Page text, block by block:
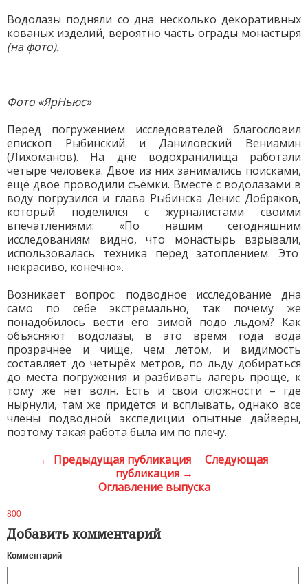
Водолазы подняли со дна несколько декоративных
кованых изделий, вероятно часть ограды монастыря
(на фото).
Фото «ЯрНьюс»
Перед погружением исследователей благословил
епископ Рыбинский и Даниловский Вениамин
(Лихоманов). На дне водохранилища работали
четыре человека. Двое из них занимались поисками,
ещё двое проводили съёмки. Вместе с водолазами в
воду погрузился и глава Рыбинска Денис Добряков,
который поделился с журналистами своими
впечатлениями: «По нашим сегодняшним
исследованиям видно, что монастырь взрывали,
использовалась техника перед затоплением. Это
некрасиво, конечно».
Возникает вопрос: подводное исследование дна
само по себе экстремально, так почему же
понадобилось вести его зимой подо льдом? Как
объясняют водолазы, в это время года вода
прозрачнее и чище, чем летом, и видимость
составляет до четырёх метров, по льду добираться
до места погружения и разбивать лагерь проще, к
тому же нет волн. Есть и свои сложности – где
нырнули, там же придётся и всплывать, однако все
члены подводной экспедиции опытные дайверы,
поэтому такая работа была им по плечу.
← Предыдущая публикация
Следующая
публикация →
Оглавление выпуска
800
Добавить комментарий
Комментарий